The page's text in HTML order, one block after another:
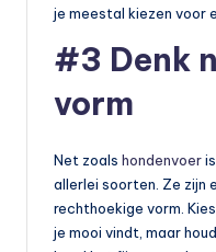
je meestal kiezen voor
#3 Denk
vorm
Net zoals hondenvoer
allerlei soorten. Ze zijn
rechthoekige vorm.
je mooi vindt, maar